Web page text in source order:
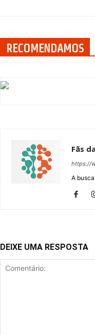
RECOMENDAMOS
Fãs
https://
A
DEIXE UMA RESPOSTA